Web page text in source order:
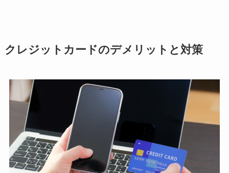
クレジットカードのデメリットと対策